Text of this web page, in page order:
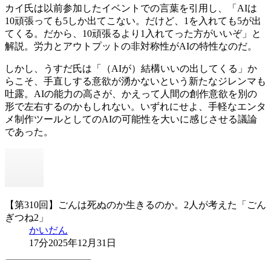
カイ氏は以前参加したイベントでの言葉を引用し、「AIは
10頑張っても5しか出てこない。だけど、1を入れても5が出
てくる。だから、10頑張るより1入れてった方がいいぞ」と
解説。労力とアウトプットの非対称性がAIの特性なのだ。
しかし、うすだ氏は「（AIが）結構いいの出してくる」か
らこそ、手直しする意欲が湧かないという新たなジレンマも
吐露。AIの能力の高さが、かえって人間の創作意欲を別の
形で左右するのかもしれない。いずれにせよ、手軽なエンタ
メ制作ツールとしてのAIの可能性を大いに感じさせる議論
であった。
【第310回】ごんは死ぬのか生きるのか。2人が考えた「ごん
ぎつね2」
かいだん
17分2025年12月31日